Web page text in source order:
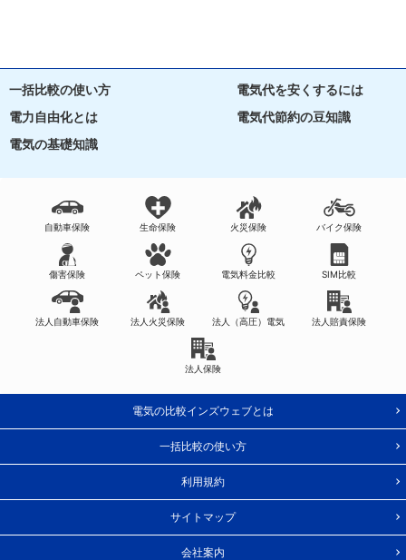
一括比較の使い方
電気代を安くするには
電力自由化とは
電気代節約の豆知識
電気の基礎知識
自動車保険 生命保険 火災保険 バイク保険
傷害保険 ペット保険 電気料金比較 SIM比較
法人自動車保険 法人火災保険 法人（高圧）電気 法人賠責保険
法人保険
電気の比較インズウェブとは
一括比較の使い方
利用規約
サイトマップ
会社案内